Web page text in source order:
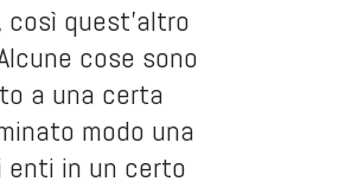
quest’altro
cose sono
a una certa
modo una
enti in un certo